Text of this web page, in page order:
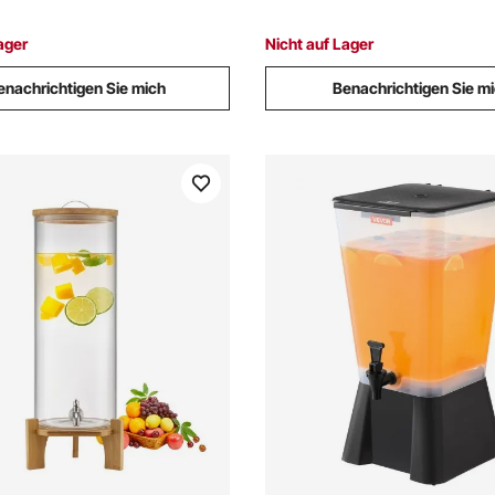
Sie mich
Nicht auf Lager
Benachrichtigen Sie